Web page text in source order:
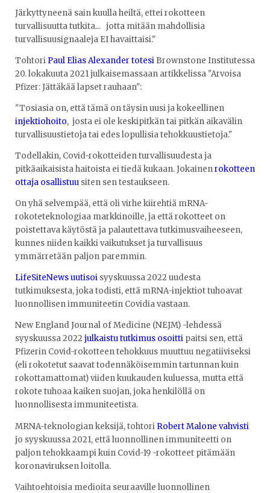
Järkyttyneenä sain kuulla heiltä, ettei rokotteen
turvallisuutta tutkita... jotta mitään mahdollisia
turvallisuusignaaleja EI havaittaisi."
Tohtori Paul Elias Alexander totesi Brownstone Institutessa
20. lokakuuta 2021 julkaisemassaan artikkelissa "Arvoisa
Pfizer: Jättäkää lapset rauhaan":
"Tosiasia on, että tämä on täysin uusi ja kokeellinen
injektiohoito, josta ei ole keskipitkän tai pitkän aikavälin
turvallisuustietoja tai edes lopullisia tehokkuustietoja."
Todellakin, Covid-rokotteiden turvallisuudesta ja
pitkäaikaisista haitoista ei tiedä kukaan. Jokainenrokotteen
ottaja osallistuu siten sen testaukseen.
On yhä selvempää, että oli virhe kiirehtiä mRNA-
rokoteteknologiaa markkinoille, ja että rokotteet on
poistettava käytöstä ja palautettava tutkimusvaiheeseen,
kunnes niiden kaikki vaikutukset ja turvallisuus
ymmärretään paljon paremmin.
LifeSiteNews uutisoi syyskuussa 2022 uudesta
tutkimuksesta, joka todisti, että mRNA-injektiot tuhoavat
luonnollisen immuniteetin Covidia vastaan.
New England Journal of Medicine (NEJM) -lehdessä
syyskuussa 2022 julkaistu tutkimus osoitti paitsi sen, että
Pfizerin Covid-rokotteen tehokkuus muuttuu negatiiviseksi
(eli rokotetut saavat todennäköisemmin tartunnan kuin
rokottamattomat) viiden kuukauden kuluessa, mutta että
rokote tuhoaa kaiken suojan, joka henkilöllä on
luonnollisesta immuniteetista.
MRNA-teknologian keksijä, tohtori Robert Malone vahvisti
jo syyskuussa 2021, että luonnollinen immuniteetti on
paljon tehokkaampi kuin Covid-19 -rokotteet pitämään
koronaviruksen loitolla.
Vaihtoehtoisia medioita seuraaville luonnollinen